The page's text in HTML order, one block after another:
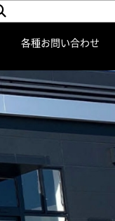
各種お問い合わせ